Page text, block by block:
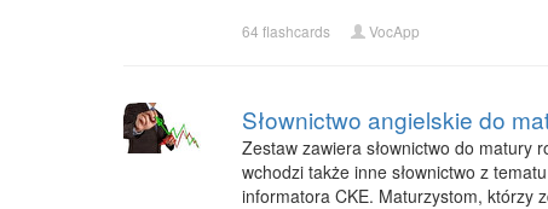
64 flashcards VocApp
Słownictwo angielskie do
Zestaw zawiera słownictwo do matury
wchodzi także inne słownictwo z
informatora CKE. Maturzystom, którzy